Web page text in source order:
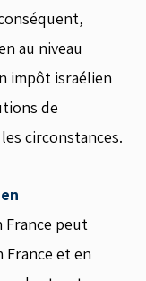
au niveau
impôt israélien
de
circonstances.
France peut
France et en